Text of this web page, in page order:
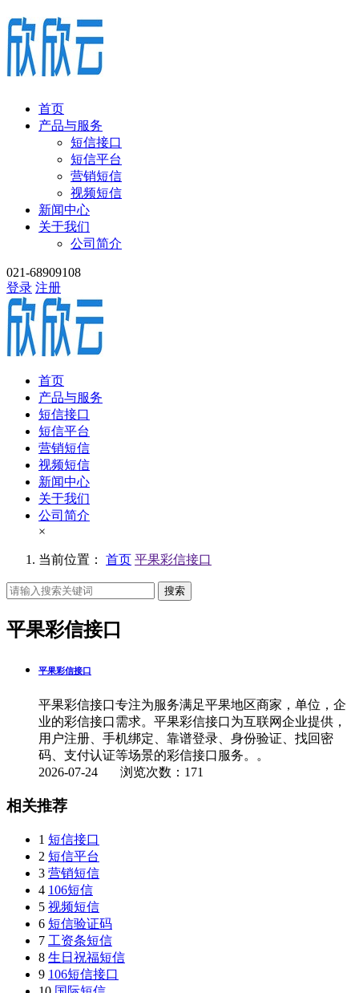
首页
产品与服务
短信接口
短信平台
营销短信
视频短信
新闻中心
关于我们
公司简介
021-68909108
登录 注册
首页
产品与服务
短信接口
短信平台
营销短信
视频短信
新闻中心
关于我们
公司简介
×
当前位置： 首页 平果彩信接口
搜索
平果彩信接口
平果彩信接口
平果彩信接口专注为服务满足平果地区商家，单位，企
业的彩信接口需求。平果彩信接口为互联网企业提供，
用户注册、手机绑定、靠谱登录、身份验证、找回密
码、支付认证等场景的彩信接口服务。。
2026-07-24 浏览次数：171
相关推荐
1 短信接口
2 短信平台
3 营销短信
4 106短信
5 视频短信
6 短信验证码
7 工资条短信
8 生日祝福短信
9 106短信接口